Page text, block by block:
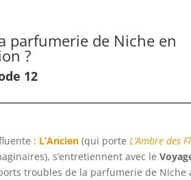
parfumerie de Niche en
?
12
: L’Ancien (qui porteL’Ambre des
s’entretiennent avec le
troubles de la parfumerie de Niche